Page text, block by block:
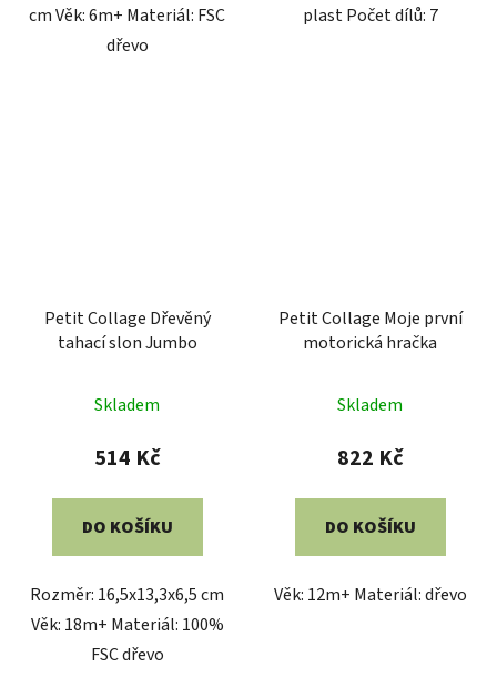
cm Věk: 6m+ Materiál: FSC
dřevo
plast Počet dílů: 7
Petit Collage Dřevěný
tahací slon Jumbo
Skladem
514 Kč
DO KOŠÍKU
Rozměr: 16,5x13,3x6,5 cm
Věk: 18m+ Materiál: 100%
FSC dřevo
Petit Collage Moje první
motorická hračka
Skladem
822 Kč
DO KOŠÍKU
Věk: 12m+ Materiál: dřevo